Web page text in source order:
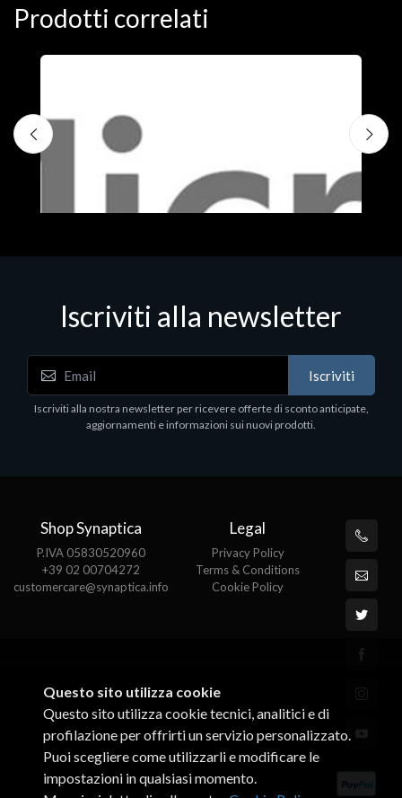
Prodotti correlati
Software - Office Productivity
MS OFFICE H&S 2021 ESD
Iscriviti alla newsletter
Iscriviti
Iscriviti alla nostra newsletter per ricevere offerte di sconto anticipate,
aggiornamenti e informazioni sui nuovi prodotti.
Shop Synaptica
P.IVA 05830520960
+39 02 00704272
customercare@synaptica.info
Legal
Privacy Policy
Terms & Conditions
Cookie Policy
Questo sito utilizza cookie
Questo sito utilizza cookie tecnici, analitici e di
profilazione per offrirti un servizio personalizzato.
Puoi scegliere come utilizzarli e modificare le
impostazioni in qualsiasi momento.